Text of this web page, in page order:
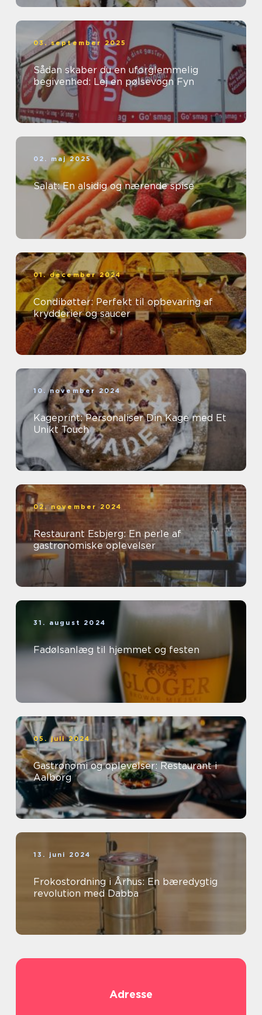
03. september 2025
Sådan skaber du en uforglemmelig
begivenhed: Lej en pølsevogn Fyn
02. maj 2025
Salat: En alsidig og nærende spise
01. december 2024
Condibøtter: Perfekt til opbevaring af
krydderier og saucer
10. november 2024
Kageprint: Personaliser Din Kage med Et
Unikt Touch
02. november 2024
Restaurant Esbjerg: En perle af
gastronomiske oplevelser
31. august 2024
Fadølsanlæg til hjemmet og festen
05. juli 2024
Gastronomi og oplevelser: Restaurant i
Aalborg
13. juni 2024
Frokostordning i Århus: En bæredygtig
revolution med Dabba
Adresse